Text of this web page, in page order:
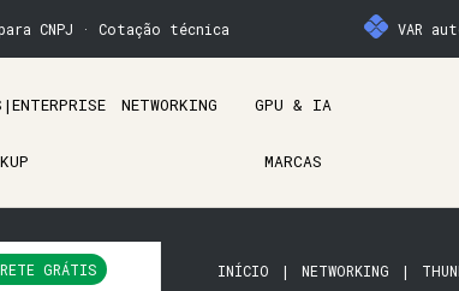
CNPJ · Cotação técnica VAR
NETWORKING GPU & IA
MARCAS
GRÁTIS INÍCIO | NETWORKING |